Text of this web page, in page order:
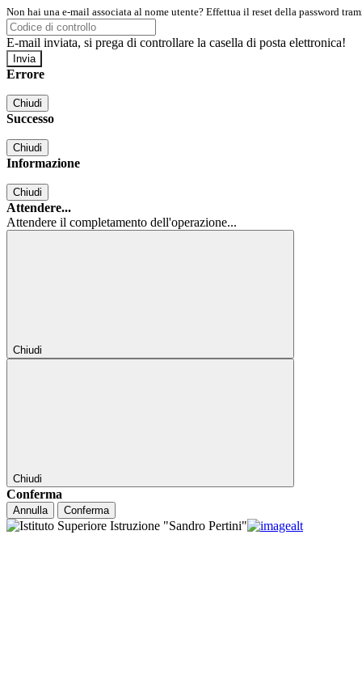
Non hai una e-mail associata al nome utente? Effettua il reset della password
E-mail inviata, si prega di controllare la casella di posta elettronica!
Errore
Chiudi
Successo
Chiudi
Informazione
Chiudi
Attendere...
Attendere il completamento dell'operazione...
Chiudi
Chiudi
Conferma
Annulla Conferma